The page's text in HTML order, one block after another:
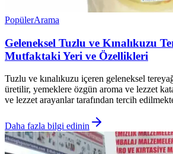
PopülerArama
Geleneksel Tuzlu ve Kınalıkuzu
Mutfaktaki Yeri ve Özellikleri
Tuzlu ve kınalıkuzu içeren geleneksel
üretilir, yemeklere özgün aroma ve lezzet
ve lezzet arayanlar tarafından tercih
Daha fazla bilgi edinin